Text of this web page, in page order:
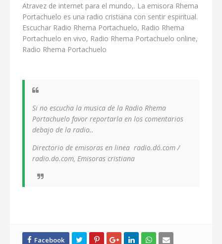
Atravez de internet para el mundo,. La emisora Rhema
Portachuelo es una radio cristiana con sentir espiritual.
Escuchar Radio Rhema Portachuelo, Radio Rhema
Portachuelo en vivo, Radio Rhema Portachuelo online,
Radio Rhema Portachuelo
Si no escucha la musica de la Radio Rhema
Portachuelo favor reportarla en los comentarios
debajo de la radio..
Directorio de emisoras en linea radio.dó.com /
radio.do.com, Emisoras cristiana